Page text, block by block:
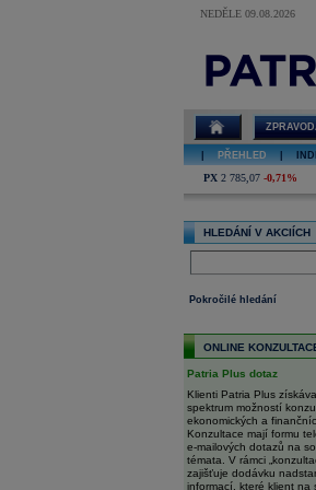
NEDĚLE 09.08.2026
PX Index
PŘEHLED
PX 2 785,07 -0,71%
HLEDÁNÍ V AKCIÍCH
Pokročilé hledání
ONLINE
Patria Plus dotaz
Klienti Patria Plus
spektrum možností
ekonomických a
Konzultace mají formu
e-mailových dotazů na
témata. V rámci
zajišťuje dodávku
informací, které klient na